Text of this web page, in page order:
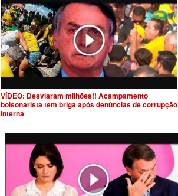
VÍDEO: Desviaram milhões!! Acampamento
bolsonarista tem briga após denúncias de corrupção
interna